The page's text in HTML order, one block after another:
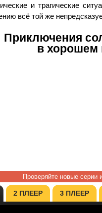
и трагические
всё той же
Приключения
в хорошем
Проверяйте новые серии
2 ПЛЕЕР 3 ПЛЕЕР